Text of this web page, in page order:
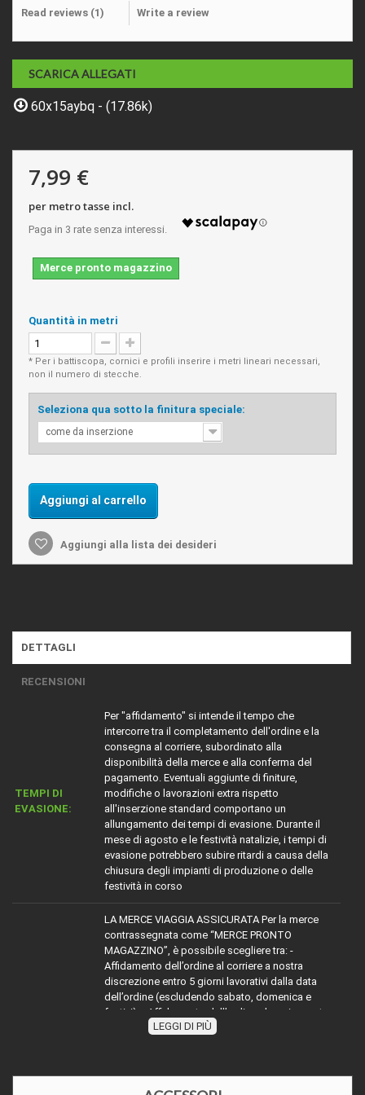
Read reviews (1) Write a review
SCARICA ALLEGATI
60x15aybq - (17.86k)
7,99 €
per metro tasse incl.
Merce pronto magazzino
Quantità in metri
* Per i battiscopa, cornici e profili inserire i metri lineari necessari,
non il numero di stecche.
Seleziona qua sotto la finitura speciale:
come da inserzione
Aggiungi al carrello
Aggiungi alla lista dei desideri
DETTAGLI
RECENSIONI
TEMPI DI
EVASIONE:
Per "affidamento" si intende il tempo che
intercorre tra il completamento dell'ordine e la
consegna al corriere, subordinato alla
disponibilità della merce e alla conferma del
pagamento. Eventuali aggiunte di finiture,
modifiche o lavorazioni extra rispetto
all'inserzione standard comportano un
allungamento dei tempi di evasione. Durante il
mese di agosto e le festività natalizie, i tempi di
evasione potrebbero subire ritardi a causa della
chiusura degli impianti di produzione o delle
festività in corso
LA MERCE VIAGGIA ASSICURATA Per la merce
contrassegnata come “MERCE PRONTO
MAGAZZINO”, è possibile scegliere tra: -
Affidamento dell’ordine al corriere a nostra
discrezione entro 5 giorni lavorativi dalla data
dell’ordine (escludendo sabato, domenica e
festivi). - Affidamento dell’ordine al corriere entro
2 giorni lavorativi dalla ricezione dell’ordine
MAGAZZINO”, attenersi alle indicazioni riportate.
Nel mese di agosto e durante le festività natalizie,
LEGGI DI PIÙ